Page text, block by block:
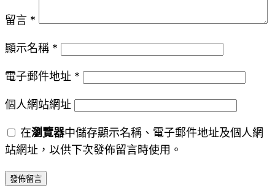
留言 *
顯示名稱 *
電子郵件地址 *
個人網站網址
在瀏覽器中儲存顯示名稱、電子郵件地址及個人網
站網址，以供下次發佈留言時使用。